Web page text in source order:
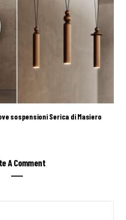
sospensioni Serica di Masiero
A Comment